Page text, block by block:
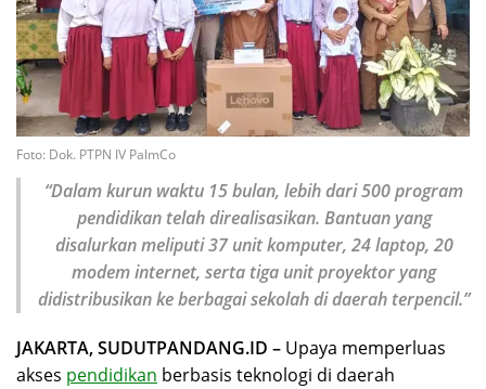
Foto: Dok. PTPN IV PalmCo
“Dalam kurun waktu 15 bulan, lebih dari 500 program
pendidikan telah direalisasikan. Bantuan yang
disalurkan meliputi 37 unit komputer, 24 laptop, 20
modem internet, serta tiga unit proyektor yang
didistribusikan ke berbagai sekolah di daerah terpencil.”
JAKARTA, SUDUTPANDANG.ID – Upaya memperluas
akses pendidikan berbasis teknologi di daerah